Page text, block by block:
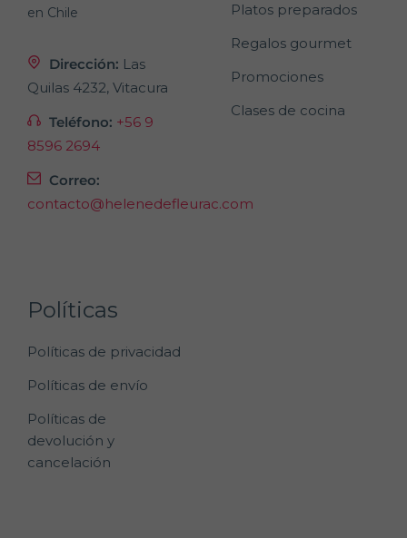
en Chile
Dirección: Las
Quilas 4232, Vitacura
Teléfono: +56 9
8596 2694
Correo:
contacto@helenedefleurac.com
Platos preparados
Regalos gourmet
Promociones
Clases de cocina
Políticas
Políticas de privacidad
Políticas de envío
Políticas de
devolución y
cancelación